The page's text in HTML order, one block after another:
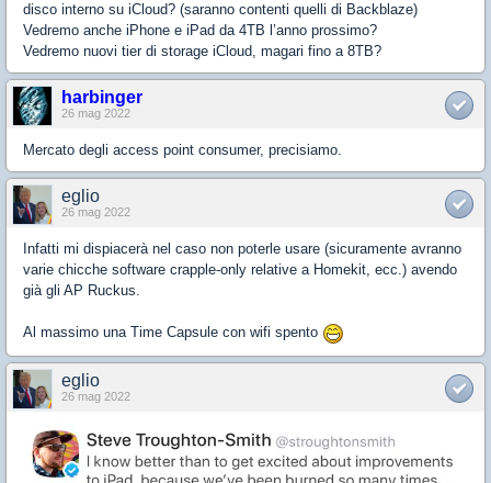
disco interno su iCloud? (saranno contenti quelli di Backblaze)
Vedremo anche iPhone e iPad da 4TB l’anno prossimo?
Vedremo nuovi tier di storage iCloud, magari fino a 8TB?
harbinger
26 mag 2022
Mercato degli access point consumer, precisiamo.
eglio
26 mag 2022
Infatti mi dispiacerà nel caso non poterle usare (sicuramente avranno
varie chicche software crapple-only relative a Homekit, ecc.) avendo
già gli AP Ruckus.
Al massimo una Time Capsule con wifi spento
eglio
26 mag 2022